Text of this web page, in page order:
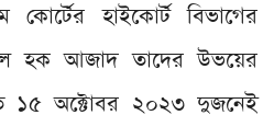
হাইকোর্ট বিভাগের
হক আজাদ তাদের উভয়ের
১৫ অক্টোবর ২০২৩ দুজনেই